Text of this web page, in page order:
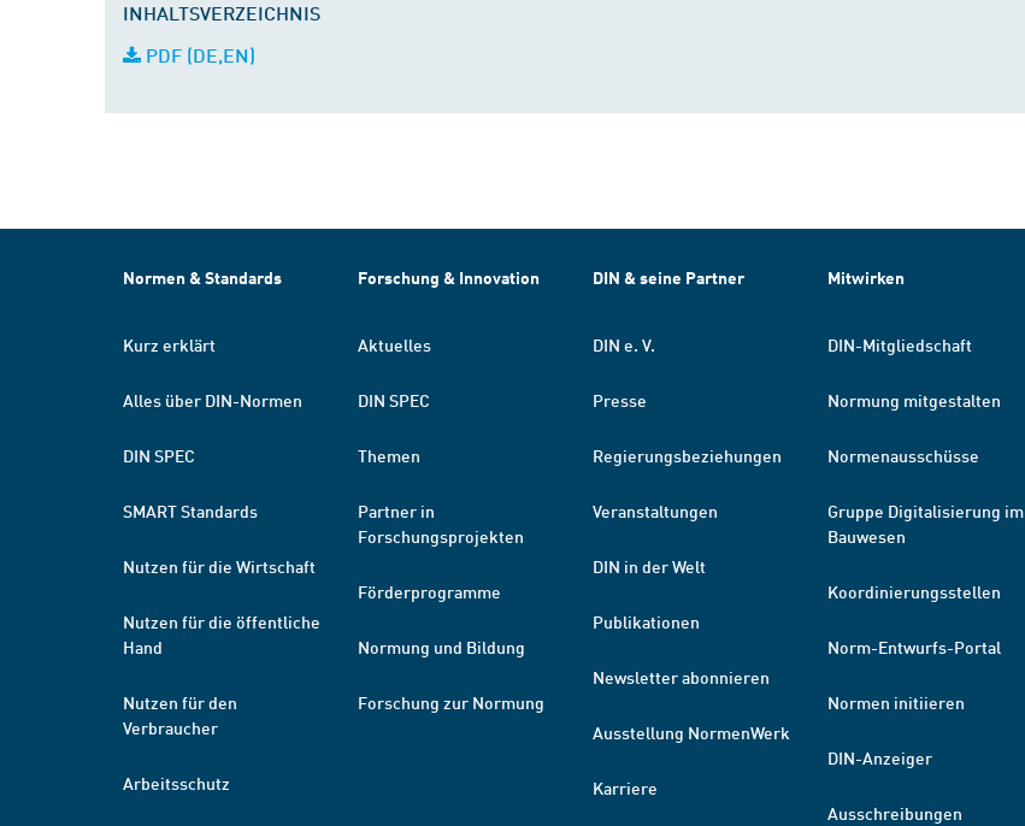
INHALTSVERZEICHNIS
PDF (DE,EN)
Normen & Standards
Kurz erklärt
Alles über DIN-Normen
DIN SPEC
SMART Standards
Nutzen für die Wirtschaft
Nutzen für die öffentliche
Hand
Nutzen für den
Verbraucher
Arbeitsschutz
Forschung & Innovation
Aktuelles
DIN SPEC
Themen
Partner in
Forschungsprojekten
Förderprogramme
Normung und Bildung
Forschung zur Normung
DIN & seine Partner
DIN e. V.
Presse
Regierungsbeziehungen
Veranstaltungen
DIN in der Welt
Publikationen
Newsletter abonnieren
Ausstellung NormenWerk
Karriere
Mitwirken
DIN-Mitgliedschaft
Normung mitgestalten
Normenausschüsse
Gruppe Digitalisierung im
Bauwesen
Koordinierungsstellen
Norm-Entwurfs-Portal
Normen initiieren
DIN-Anzeiger
Ausschreibungen